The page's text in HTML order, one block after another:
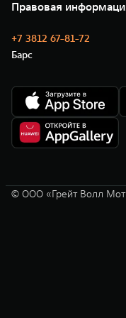
Моторные масла
Новости
Правовая
+7 3812 67-81-72
Барс
© ООО «Грейт Волл